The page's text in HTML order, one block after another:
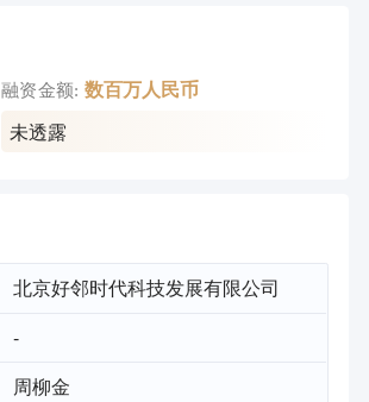
融资金额: 数百万人民币
未透露
北京好邻时代科技发展有限公司
-
周柳金